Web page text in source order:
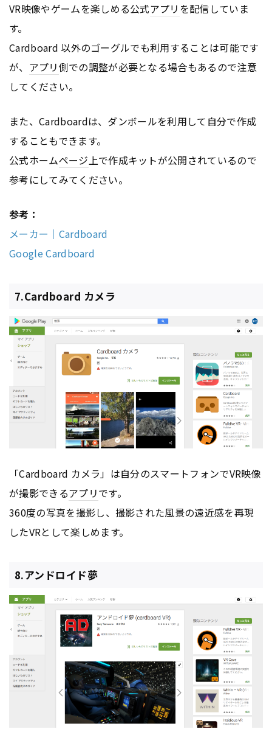
VR映像やゲームを楽しめる公式アプリ を配信していま
す。
Cardboard 以外のゴーグルでも利用することは可能です
が、 アプリ側での調整が必要となる場合もあるので注意
してください。
また、Cardboardは、ダンボールを利用して自分で作成
することもできます。
公式ホームページ 上で作成キットが公開されているので
参考にしてみてください。
参考：
メーカー｜Cardboard
Google Cardboard
7.Cardboard カメラ
「Cardboard カメラ」は自分のスマートフォンでVR映像
が撮影できるアプリです。
360度の写真を撮影し、撮影された風景の遠近感を再現
したVRとして楽しめます。
8.アンドロイド夢